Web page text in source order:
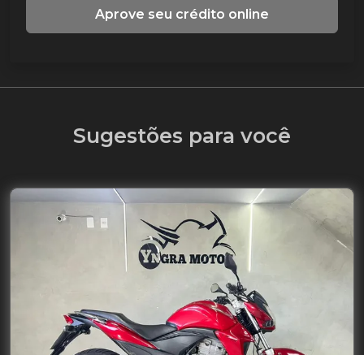
Aprove seu crédito online
Sugestões para você